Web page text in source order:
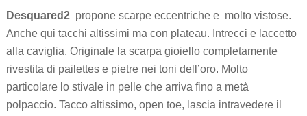
Desquared2 propone scarpe eccentriche e molto vistose.
Anche qui tacchi altissimi ma con plateau. Intrecci e laccetto
alla caviglia. Originale la scarpa gioiello completamente
rivestita di pailettes e pietre nei toni dell’oro. Molto
particolare lo stivale in pelle che arriva fino a metà
polpaccio. Tacco altissimo, open toe, lascia intravedere il